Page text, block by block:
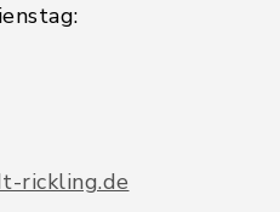
rickling.de